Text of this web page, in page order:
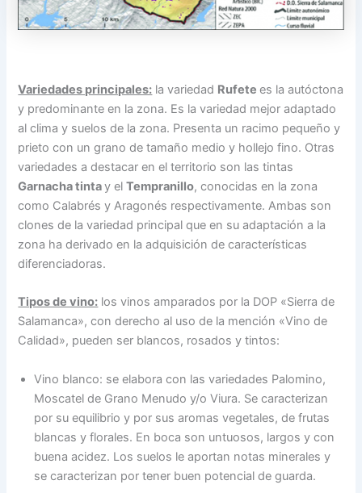
Variedades principales: la variedad Rufetees la autóctona
y predominante en la zona. Es la variedad mejor adaptado
al clima y suelos de la zona. Presenta un racimo pequeño y
prieto con un grano de tamaño medio y hollejo fino. Otras
variedades a destacar en el territorio son las tintas
Garnacha tintay elTempranillo, conocidas en la zona
como Calabrés y Aragonés respectivamente. Ambas son
clones de la variedad principal que en su adaptación a la
zona ha derivado en la adquisición de características
diferenciadoras.
Tipos de vino: los vinos amparados por la DOP «Sierra de
Salamanca», con derecho al uso de la mención «Vino de
Calidad», pueden ser blancos, rosados y tintos:
Vino blanco: se elabora con las variedades Palomino,
Moscatel de Grano Menudo y/o Viura. Se caracterizan
por su equilibrio y por sus aromas vegetales, de frutas
blancas y florales. En boca son untuosos, largos y con
buena acidez. Los suelos le aportan notas minerales y
se caracterizan por tener buen potencial de guarda.